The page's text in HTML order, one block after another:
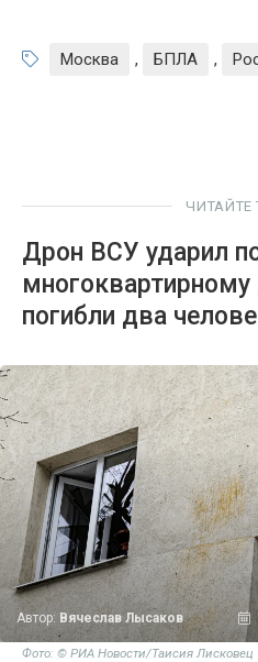
Москва , БПЛА ,
ЧИТАЙТЕ
Дрон ВСУ ударил
погибли два
Автор: Вячеслав Лысаков
Фото: © РИА Новости/Таисия Лисковец